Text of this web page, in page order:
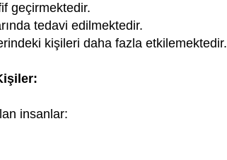
geçirmektedir.
tedavi edilmektedir.
kişileri daha fazla etkilemektedir.
insanlar: